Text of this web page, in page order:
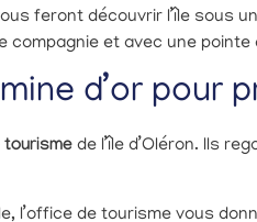
feront découvrir l’île sous
et avec une pointe
d’or pour
de l’île d’Oléron. Ils
l’office de tourisme vous